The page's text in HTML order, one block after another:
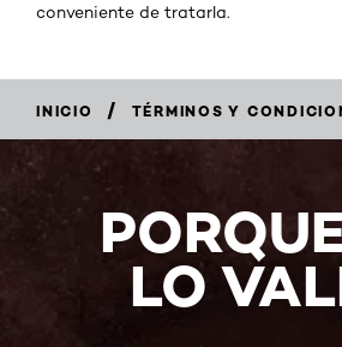
conveniente de tratarla.
INICIO / TÉRMINOS Y
LO